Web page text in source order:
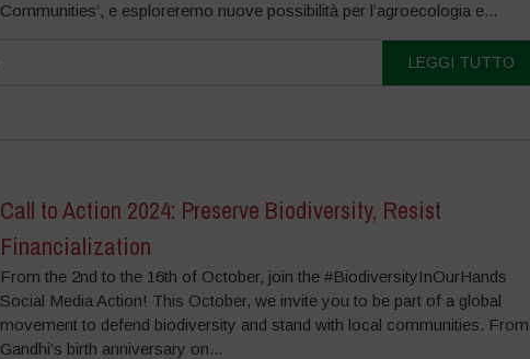
Communities’, e esploreremo nuove possibilità per l’agroecologia e...
LEGGI TUTTO
Call to Action 2024: Preserve Biodiversity, Resist
Financialization
From the 2nd to the 16th of October, join the #BiodiversityInOurHands
Social Media Action! This October, we invite you to be part of a global
movement to defend biodiversity and stand with local communities. From
Gandhi’s birth anniversary on...